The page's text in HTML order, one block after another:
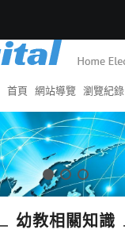
首頁 網站導覽 瀏覽紀錄
幼教相關知識